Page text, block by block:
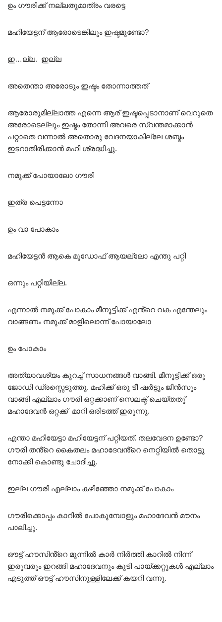
ഉം ഗൗരിക്ക് നല്ലതുമാത്രം വരട്ടെ
മഹിയേട്ടന് ആരോടെങ്കിലും ഇഷ്ടമുണ്ടോ?
ഇ…ല്ല. ഇല്ല
അതെന്താ അരോടും ഇഷ്ടം തോന്നാത്തത്
ആരോരുമില്ലാത്ത എന്നെ ആര് ഇഷ്ടപ്പെടാനാണ് വെറുതെ
അരോടെല്ലും ഇഷ്ടം തോന്നി അവരെ സ്വന്തമാക്കാൻ
പറ്റാതെ വന്നാൽ അതൊരു വേദനയാകില്ലേ ശബ്ദം
ഇടറാതിരിക്കാൻ മഹി ശ്രദ്ധിച്ചു.
നമുക്ക് പോയാലോ ഗൗരി
ഇത്ര പെട്ടന്നോ
ഉം വാ പോകാം
മഹിയേട്ടൻ ആകെ മൂഡോഫ് ആയല്ലോ എന്തു പറ്റി
ഒന്നും പറ്റിയില്ല.
എന്നാൽ നമുക്ക് പോകാം മീനൂട്ടിക്ക് എൻ്റെ വക എന്തേലും
വാങ്ങണം നമുക്ക് മാളിലൊന്ന് പോയാലോ
ഉം പോകാം
അത്യാവശ്യം കുറച്ച് സാധനങ്ങൾ വാങ്ങി. മീനൂട്ടിക്ക് ഒരു
ജോഡി ഡ്രസ്സെടുത്തു. മഹിക്ക് ഒരു ടീ ഷർട്ടും ജീൻസും
വാങ്ങി എല്ലാം ഗൗരി ഒറ്റക്കാണ് സെലക്ട് ചെയ്തതു്
മഹാദേവൻ ഒറ്റക്ക് മാറി ഒരിടത്ത് ഇരുന്നു.
എന്താ മഹിയേട്ടാ മഹിയേട്ടന് പറ്റിയത്. തലവേദന ഉണ്ടോ?
ഗൗരി തൻ്റെ കൈതലം മഹാദേവൻ്റെ നെറ്റിയിൽ തൊട്ടു
നോക്കി കൊണ്ടു ചോദിച്ചു.
ഇല്ല ഗൗരി എല്ലാം കഴിഞ്ഞോ നമുക്ക് പോകാം
ഗൗരിക്കൊപ്പം കാറിൽ പോകുമ്പോളും മഹാദേവൻ മൗനം
പാലിച്ചു.
ഔട്ട് ഹൗസിൻ്റെ മുന്നിൽ കാർ നിർത്തി കാറിൽ നിന്ന്
ഇരുവരും ഇറങ്ങി മഹാദേവനും കൂടി പായ്ക്കറ്റുകൾ എല്ലാം
എടുത്ത് ഔട്ട് ഹൗസിനുള്ളിലേക്ക് കയറി വന്നു.